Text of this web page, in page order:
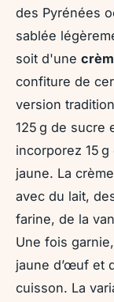
des Pyrénées
sablée
soit d'une
confiture de
version
125 g de sucre
incorporez 15
jaune. La
avec du lait,
farine, de la
Une fois
jaune d’œuf et
cuisson. La